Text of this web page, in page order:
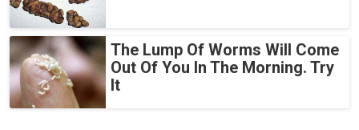
The Lump Of Worms Will Come
Out Of You In The Morning. Try
It